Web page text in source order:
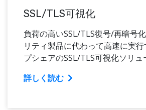
SSL/TLS可視化
負荷の高いSSL/TLS復号/再暗号
リティ製品に代わって高速に実
プシェアのSSL/TLS可視化ソリュ
詳しく読む